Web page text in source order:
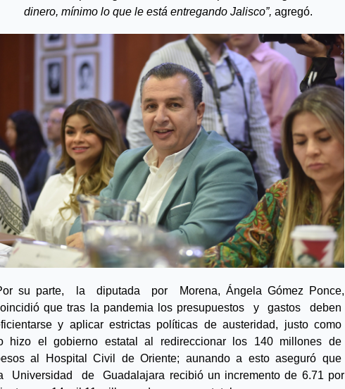
dinero, mínimo lo que le está entregando Jalisco”, agregó.
su parte,  la  diputada  por  Morena, Ángela Gómez Ponce,
que tras la pandemia los presupuestos  y  gastos  deben
y  aplicar  estrictas  políticas  de  austeridad,  justo  como
hizo  el  gobierno  estatal  al  redireccionar  los  140  millones  de
al  Hospital  Civil  de  Oriente;  aunando  a  esto  aseguró  que
Universidad  de  Guadalajara recibió un incremento de 6.71 por